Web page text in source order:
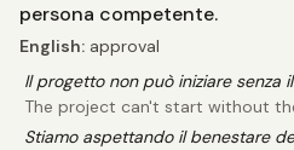
persona competente.
English: approval
Il progetto non può iniziare senza
The project can't start without
Stiamo aspettando il benestare